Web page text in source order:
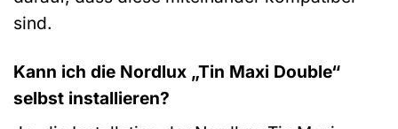
sind.
Kann ich die Nordlux „Tin Maxi Double“
selbst installieren?